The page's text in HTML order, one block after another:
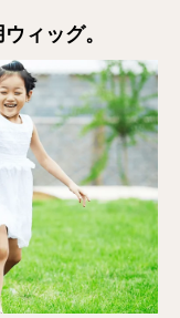
ィッグ。